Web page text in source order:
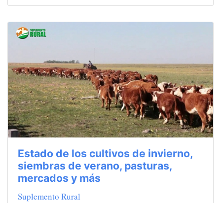
Estado de los cultivos de invierno,
siembras de verano, pasturas,
mercados y más
Suplemento Rural